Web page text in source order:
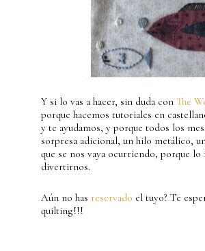
Y si lo vas a hacer, sin duda con The
porque hacemos tutoriales en
y te ayudamos, y porque todos los
sorpresa adicional, un hilo metálico,
que se nos vaya ocurriendo, porque
divertirnos.
Aún no has reservado el tuyo? Te
quilting!!!